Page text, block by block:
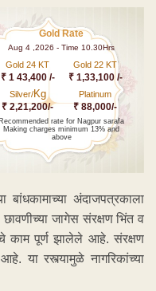
Gold Rate
Aug 4 ,2026 - Time 10.30Hrs
Gold 24 KT
₹ 1 43,400 /-
Gold 22 KT
₹ 1,33,100 /-
Silver/Kg
₹ 2,21,200/-
Platinum
₹ 88,000/-
Recommended rate for Nagpur sarafa
Making charges minimum 13% and
above
बांधकामाच्या अंदाजपत्रकाला
छावणीच्या जागेस संरक्षण भिंत व
काम पूर्ण झालेले आहे. संरक्षण
या रस्त्यामुळे नागरिकांच्या